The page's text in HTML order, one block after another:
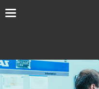
Toggle